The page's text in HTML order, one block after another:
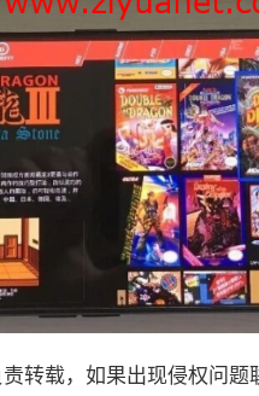
转载，如果出现侵权问题